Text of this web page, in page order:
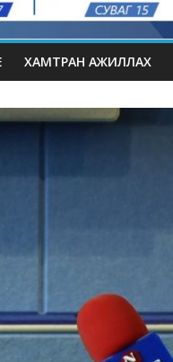
ХАМТРАН АЖИЛЛАХ